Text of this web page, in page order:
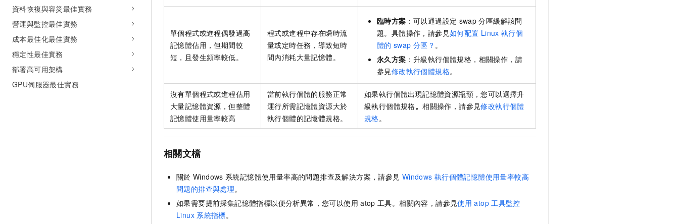
資料恢複與容災最佳實務
營運與監控最佳實務
成本最佳化最佳實務
穩定性最佳實務
部署高可用架構
GPU伺服器最佳實務
單個程式或進程偶發過高
記憶體佔用，但期間較
短，且發生頻率較低。
程式或進程中存在瞬時流
量或定時任務，導致短時
間內消耗大量記憶體。
臨時方案 ：可以通過設定 swap 分區緩解該問
題。具體操作，請參見如何配置 Linux 執行個
體的 swap 分區？ 。
永久方案 ：升級執行個體規格，相關操作，請
參見修改執行個體規格。
沒有單個程式或進程佔用
大量記憶體資源，但整體
記憶體使用量率較高
當前執行個體的服務正常
運行所需記憶體資源大於
執行個體的記憶體規格。
如果執行個體出現記憶體資源瓶頸，您可以選擇升
級執行個體規格。相關操作，請參見修改執行個體
規格。
相關文檔
關於 Windows 系統記憶體使用量率高的問題排查及解決方案，請參見 Windows 執行個體記憶體使用量率較高
問題的排查與處理。
如果需要提前採集記憶體指標以便分析異常，您可以使用 atop 工具。相關內容，請參見使用 atop 工具監控
Linux 系統指標。